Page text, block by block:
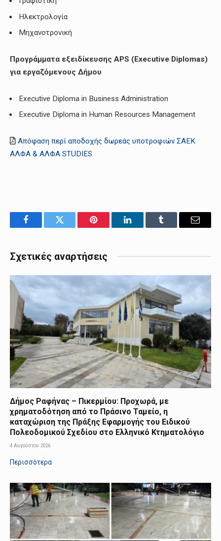
Ηλεκτρολογία
Μηχανοτρονική
Προγράμματα εξειδίκευσης APS (Executive Diplomas)
για εργαζόμενους Δήμου
Executive Diploma in Business Administration
Executive Diploma in Human Resources Management
Απόφαση περί αποδοχής δωρεάς υποτροφιών ΣΑΕΚ
ΑΛΦΑ & ΑΛΦΑ STUDIES
FacebookTwitter Pinterest LinkedInTumblr Email
Σχετικές αναρτήσεις
Δήμος Ραφήνας – Πικερμίου: Προχωρά, με
χρηματοδότηση από το Πράσινο Ταμείο, η
καταχώριση της Πράξης Εφαρμογής του Ειδικού
Πολεοδομικού Σχεδίου στο Ελληνικό Κτηματολόγιο
4 Αυγούστου 2026
Περισσότερα